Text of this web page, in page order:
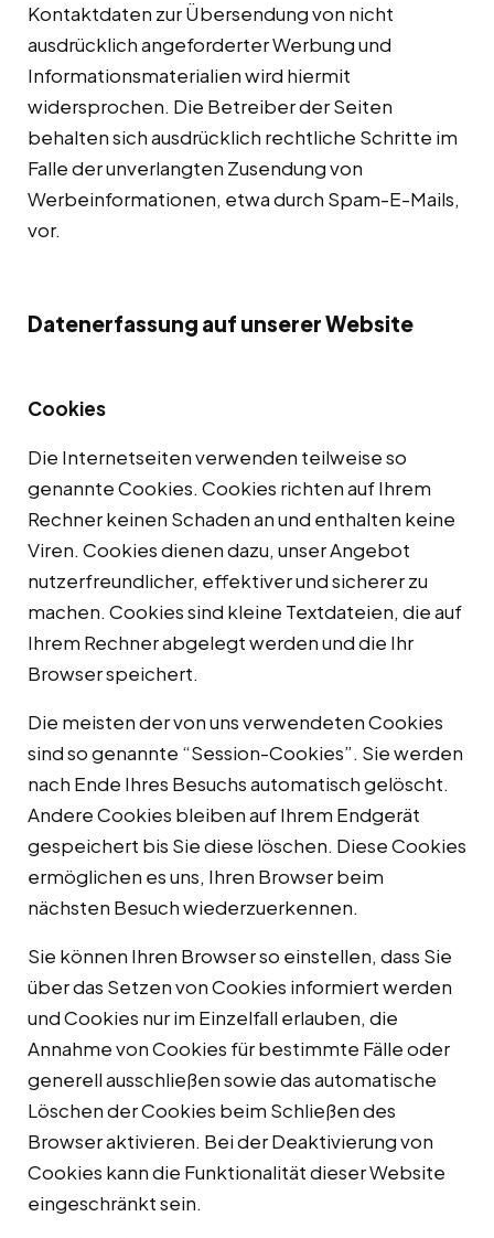
Kontaktdaten zur Übersendung von nicht
ausdrücklich angeforderter Werbung und
Informationsmaterialien wird hiermit
widersprochen. Die Betreiber der Seiten
behalten sich ausdrücklich rechtliche Schritte im
Falle der unverlangten Zusendung von
Werbeinformationen, etwa durch Spam-E-Mails,
vor.
Datenerfassung auf unserer Website
Cookies
Die Internetseiten verwenden teilweise so
genannte Cookies. Cookies richten auf Ihrem
Rechner keinen Schaden an und enthalten keine
Viren. Cookies dienen dazu, unser Angebot
nutzerfreundlicher, effektiver und sicherer zu
machen. Cookies sind kleine Textdateien, die auf
Ihrem Rechner abgelegt werden und die Ihr
Browser speichert.
Die meisten der von uns verwendeten Cookies
sind so genannte “Session-Cookies”. Sie werden
nach Ende Ihres Besuchs automatisch gelöscht.
Andere Cookies bleiben auf Ihrem Endgerät
gespeichert bis Sie diese löschen. Diese Cookies
ermöglichen es uns, Ihren Browser beim
nächsten Besuch wiederzuerkennen.
Sie können Ihren Browser so einstellen, dass Sie
über das Setzen von Cookies informiert werden
und Cookies nur im Einzelfall erlauben, die
Annahme von Cookies für bestimmte Fälle oder
generell ausschließen sowie das automatische
Löschen der Cookies beim Schließen des
Browser aktivieren. Bei der Deaktivierung von
Cookies kann die Funktionalität dieser Website
eingeschränkt sein.